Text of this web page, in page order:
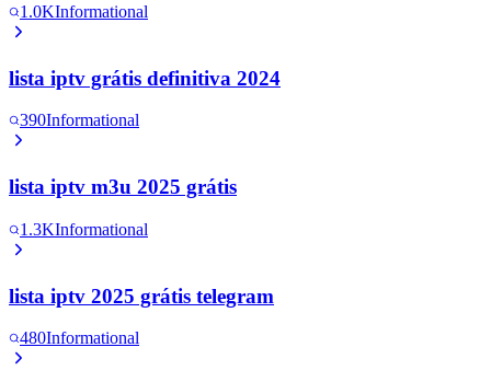
1.0KInformational
lista iptv grátis definitiva 2024
390Informational
lista iptv m3u 2025 grátis
1.3KInformational
lista iptv 2025 grátis telegram
480Informational